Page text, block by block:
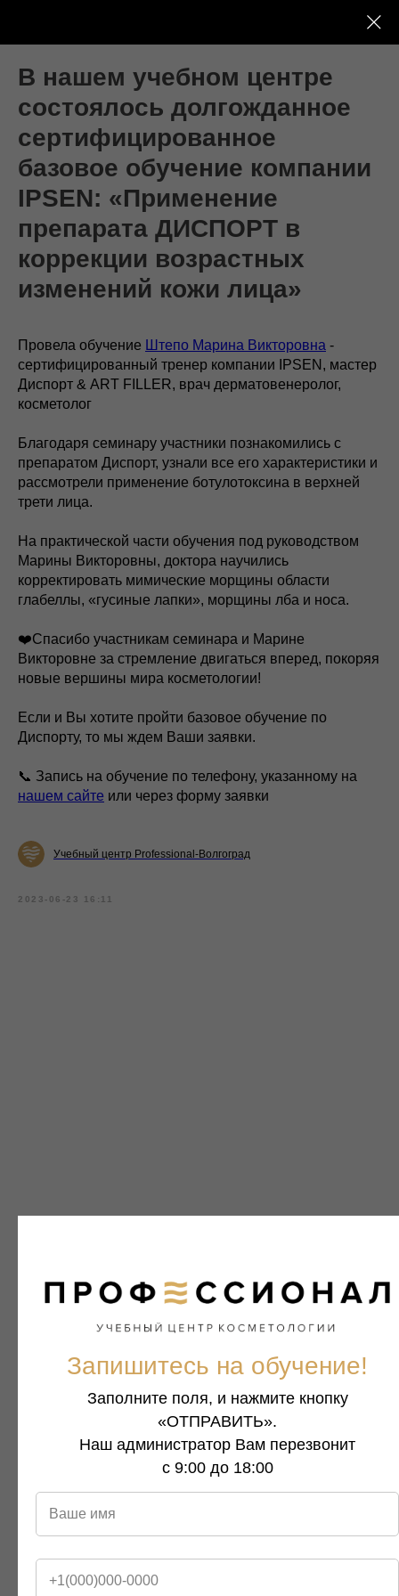
В нашем учебном центре
состоялось долгожданное
сертифицированное
базовое обучение компании
IPSEN: «Применение
препарата ДИСПОРТ в
коррекции возрастных
изменений кожи лица»
Провела обучение Штепо Марина Викторовна -
сертифицированный тренер компании IPSEN, мастер
Диспорт & ART FILLER, врач дерматовенеролог,
косметолог
Благодаря семинару участники познакомились с
препаратом Диспорт, узнали все его характеристики и
рассмотрели применение ботулотоксина в верхней
трети лица.
На практической части обучения под руководством
Марины Викторовны, доктора научились
корректировать мимические морщины области
глабеллы, «гусиные лапки», морщины лба и носа.
❤️Спасибо участникам семинара и Марине
Викторовне за стремление двигаться вперед, покоряя
новые вершины мира косметологии!
Если и Вы хотите пройти базовое обучение по
Диспорту, то мы ждем Ваши заявки.
📞 Запись на обучение по телефону, указанному на
нашем сайте или через форму заявки
Учебный центр Professional-Волгоград
2023-06-23 16:11
Запишитесь на обучение!
Заполните поля, и нажмите кнопку
«ОТПРАВИТЬ».
Наш администратор Вам перезвонит
с 9:00 до 18:00